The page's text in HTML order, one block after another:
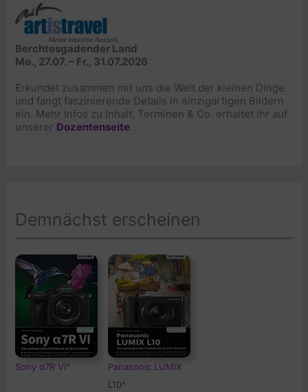
Berchtesgadender Land
Mo., 27.07. – Fr., 31.07.2026
Erkundet zusammen mit uns die Welt der kleinen Dinge
und fangt faszinierende Details in einzigartigen Bildern
ein. Mehr Infos zu Inhalt, Terminen & Co. erhaltet ihr auf
unserer Dozentenseite
Demnächst erscheinen
Sony α7R VI*
Panasonic LUMIX
L10*